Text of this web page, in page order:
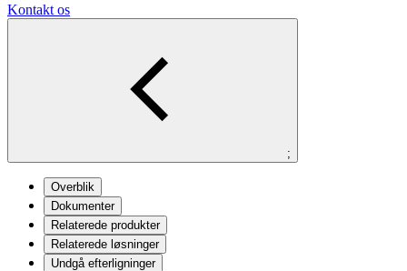
Kontakt os
;
Overblik
Dokumenter
Relaterede produkter
Relaterede løsninger
Undgå efterligninger